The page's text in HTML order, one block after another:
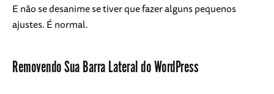
E não se desanime se tiver que fazer alguns pequenos
ajustes. É normal.
Removendo Sua Barra Lateral do WordPress